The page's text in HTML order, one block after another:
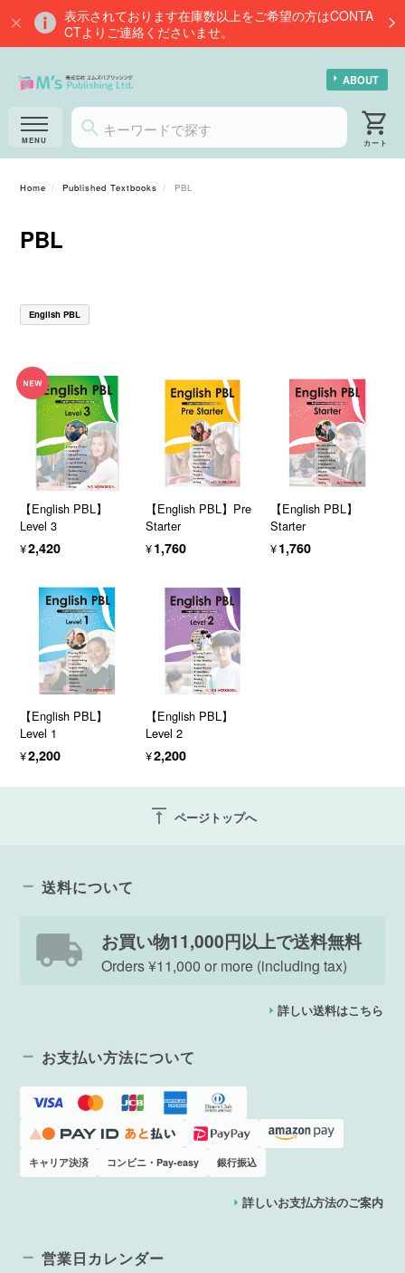
表示されております在庫数以上をご希望の方はCONTA
CTよりご連絡くださいませ。
ABOUT
Home Published Textbooks PBL
PBL
English PBL
【English PBL】
Level 3
¥2,420
【English PBL】Pre
Starter
¥1,760
【English PBL】
Starter
¥1,760
【English PBL】
Level 1
¥2,200
【English PBL】
Level 2
¥2,200
vertical_align_top ページトップへ
送料について
お買い物11,000円以上で送料無料
Orders ¥11,000 or more (including tax)
詳しい送料はこちら
お支払い方法について
キャリア決済 コンビニ・Pay-easy 銀行振込
詳しいお支払方法のご案内
営業日カレンダー